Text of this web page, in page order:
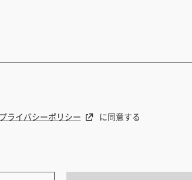
プライバシーポリシー に同意する